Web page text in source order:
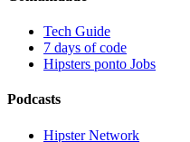
Tech Guide
7 days of code
Hipsters ponto Jobs
Podcasts
Hipster Network